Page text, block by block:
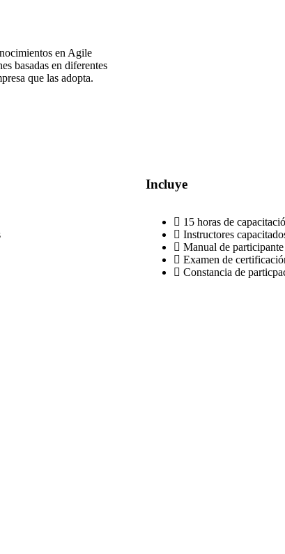
en Agile
basadas en diferentes
que las adopta.
Incluye
15 horas de
Instructores
Manual de
Examen de
Constancia de